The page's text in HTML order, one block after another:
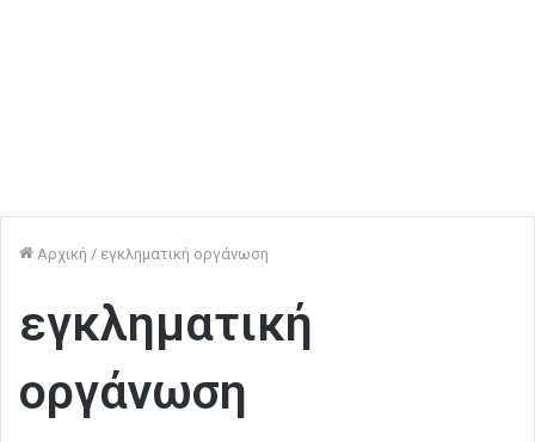
Αρχική / εγκληματική οργάνωση
εγκληματική
οργάνωση